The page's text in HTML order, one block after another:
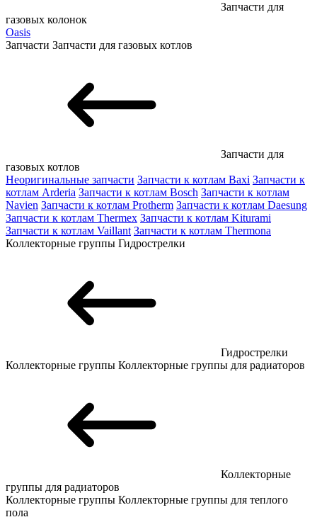
Запчасти для
газовых колонок
Oasis
Запчасти Запчасти для газовых котлов
Запчасти для
газовых котлов
Неоригинальные запчасти Запчасти к котлам Baxi Запчасти к
котлам Arderia Запчасти к котлам Bosch Запчасти к котлам
Navien Запчасти к котлам Protherm Запчасти к котлам Daesung
Запчасти к котлам Thermex Запчасти к котлам Kiturami
Запчасти к котлам Vaillant Запчасти к котлам Thermona
Коллекторные группы Гидрострелки
Гидрострелки
Коллекторные группы Коллекторные группы для радиаторов
Коллекторные
группы для радиаторов
Коллекторные группы Коллекторные группы для теплого
пола